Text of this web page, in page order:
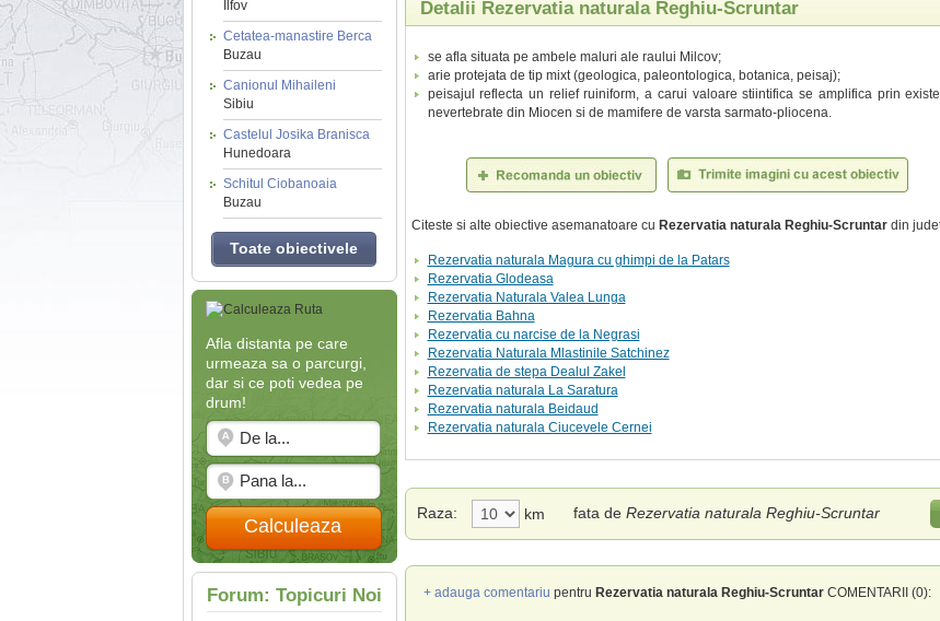
Ilfov
Cetatea-manastire Berca
Buzau
Canionul Mihaileni
Sibiu
Castelul Josika Branisca
Hunedoara
Schitul Ciobanoaia
Buzau
Toate obiectivele
Afla distanta pe care
urmeaza sa o parcurgi,
dar si ce poti vedea pe
drum!
Calculeaza
Forum: Topicuri Noi
Detalii Rezervatia naturala Reghiu-Scruntar
se afla situata pe ambele maluri ale raului Milcov;
arie protejata de tip mixt (geologica, paleontologica, botanica, peisaj);
peisajul reflecta un relief ruiniform, a carui valoare stiintifica se amplifica prin
nevertebrate din Miocen si de mamifere de varsta sarmato-pliocena.
Citeste si alte obiective asemanatoare cu Rezervatia naturala Reghiu-Scruntardin
Rezervatia naturala Magura cu ghimpi de la Patars
Rezervatia Glodeasa
Rezervatia Naturala Valea Lunga
Rezervatia Bahna
Rezervatia cu narcise de la Negrasi
Rezervatia Naturala Mlastinile Satchinez
Rezervatia de stepa Dealul Zakel
Rezervatia naturala La Saratura
Rezervatia naturala Beidaud
Rezervatia naturala Ciucevele Cernei
Raza: km fata de Rezervatia naturala Reghiu-Scruntar
+ adauga comentariu pentru Rezervatia naturala Reghiu-ScruntarCOMENTARII (0):